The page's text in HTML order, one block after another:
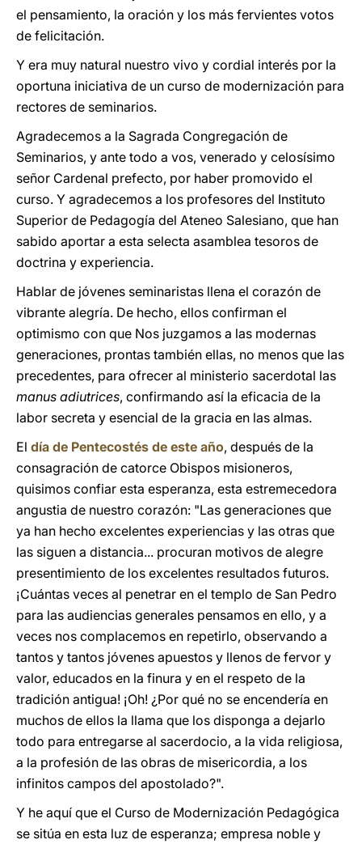
el pensamiento, la oración y los más fervientes votos
de felicitación.
Y era muy natural nuestro vivo y cordial interés por la
oportuna iniciativa de un curso de modernización para
rectores de seminarios.
Agradecemos a la Sagrada Congregación de
Seminarios, y ante todo a vos, venerado y celosísimo
señor Cardenal prefecto, por haber promovido el
curso. Y agradecemos a los profesores del Instituto
Superior de Pedagogía del Ateneo Salesiano, que han
sabido aportar a esta selecta asamblea tesoros de
doctrina y experiencia.
Hablar de jóvenes seminaristas llena el corazón de
vibrante alegría. De hecho, ellos confirman el
optimismo con que Nos juzgamos a las modernas
generaciones, prontas también ellas, no menos que las
precedentes, para ofrecer al ministerio sacerdotal las
manus adiutrices, confirmando así la eficacia de la
labor secreta y esencial de la gracia en las almas.
El día de Pentecostés de este año, después de la
consagración de catorce Obispos misioneros,
quisimos confiar esta esperanza, esta estremecedora
angustia de nuestro corazón: "Las generaciones que
ya han hecho excelentes experiencias y las otras que
las siguen a distancia... procuran motivos de alegre
presentimiento de los excelentes resultados futuros.
¡Cuántas veces al penetrar en el templo de San Pedro
para las audiencias generales pensamos en ello, y a
veces nos complacemos en repetirlo, observando a
tantos y tantos jóvenes apuestos y llenos de fervor y
valor, educados en la finura y en el respeto de la
tradición antigua! ¡Oh! ¿Por qué no se encendería en
muchos de ellos la llama que los disponga a dejarlo
todo para entregarse al sacerdocio, a la vida religiosa,
a la profesión de las obras de misericordia, a los
infinitos campos del apostolado?".
Y he aquí que el Curso de Modernización Pedagógica
se sitúa en esta luz de esperanza; empresa noble y